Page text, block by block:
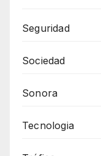
Seguridad
Sociedad
Sonora
Tecnologia